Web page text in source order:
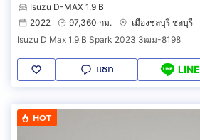
Isuzu D-MAX 1.9 B
2022
97,360 กม.
เมืองชลบุรี ชลบุรี
Isuzu D Max 1.9 B Spark 2023 3ฒม-8198
แชท LINE
HOT